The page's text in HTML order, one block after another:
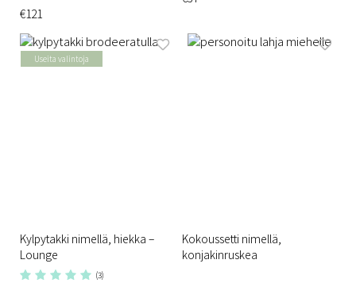
€121
Useita valintoja
Kylpytakki nimellä, hiekka –
Lounge
(3)
Kokoussetti nimellä,
konjakinruskea